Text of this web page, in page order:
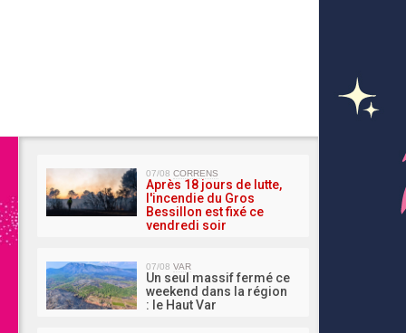
07/08 CORRENS
Après 18 jours de lutte,
l'incendie du Gros
Bessillon est fixé ce
vendredi soir
07/08 VAR
Un seul massif fermé ce
weekend dans la région
: le Haut Var